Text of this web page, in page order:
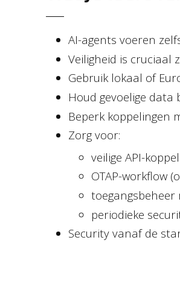
AI-agents voeren
Veiligheid is cruciaal
Gebruik lokaal of
Houd gevoelige
Beperk koppelingen
Zorg voor:
veilige API-
OTAP-workflow
toegangsbeheer
periodieke
Security vanaf de